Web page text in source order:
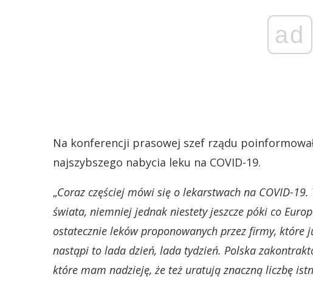
ad
Na konferencji prasowej szef rządu
najszybszego nabycia leku na COVID-19.
„Coraz częściej mówi się o lekarstwach na COVID-
świata, niemniej jednak niestety jeszcze póki co
ostatecznie leków proponowanych przez firmy, które
nastąpi to lada dzień, lada tydzień. Polska
które mam nadzieję, że też uratują znaczną liczbę